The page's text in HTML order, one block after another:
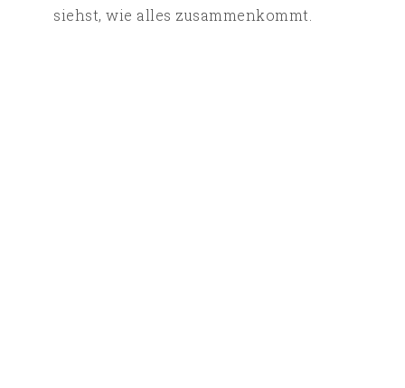
siehst, wie alles zusammenkommt.